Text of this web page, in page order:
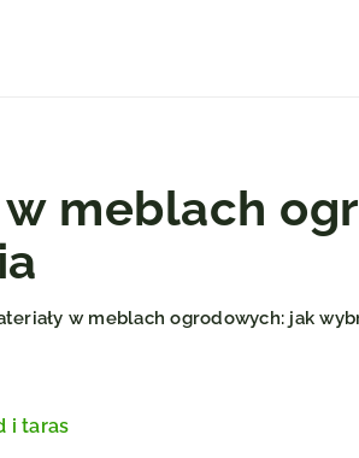
meblach
w meblach ogrodowych: jak
i taras